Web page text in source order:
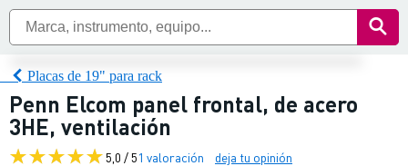
Placas de 19" para rack
Penn Elcom panel frontal, de acero
3HE, ventilación
5,0 / 51 valoración deja tu opinión